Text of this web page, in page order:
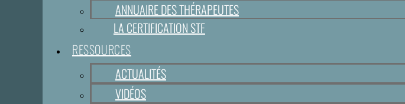
ANNUAIRE DES THÉRAPEUTES
LA CERTIFICATION STF
RESSOURCES
ACTUALITÉS
VIDÉOS